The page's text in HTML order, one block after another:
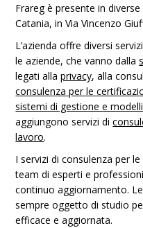
Frareg è presente in
Catania, in Via Vincenzo
L’azienda offre diversi
le aziende, che vanno dalla
legati allaprivacy, alla
consulenza per le
sistemi di gestione e
aggiungono servizi di
lavoro.
I servizi di consulenza per
team di esperti e
continuo aggiornamento.
sempre oggetto di studio
efficace e aggiornata.